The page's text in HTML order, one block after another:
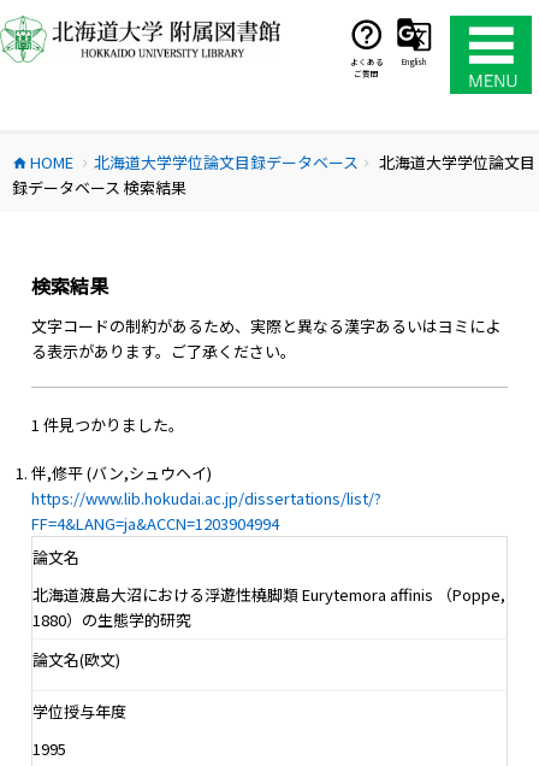
ン
テ
ス
キ
よくある
ご質問
English
home HOME chevron_right 北海道大学学位論文目録データベース chevron_right
北海道大学学位論文目
録データベース 検索結果
検索結果
文字コードの制約があるため、実際と異なる漢字あるいはヨミによ
る表示があります。ご了承ください。
1 件見つかりました。
伴,修平 (バン,シュウヘイ)
https://www.lib.hokudai.ac.jp/dissertations/list/?
FF=4&LANG=ja&ACCN=1203904994
論文名
北海道渡島大沼における浮遊性橈脚類 Eurytemora affinis （Poppe,
1880）の生態学的研究
論文名(欧文)
学位授与年度
1995